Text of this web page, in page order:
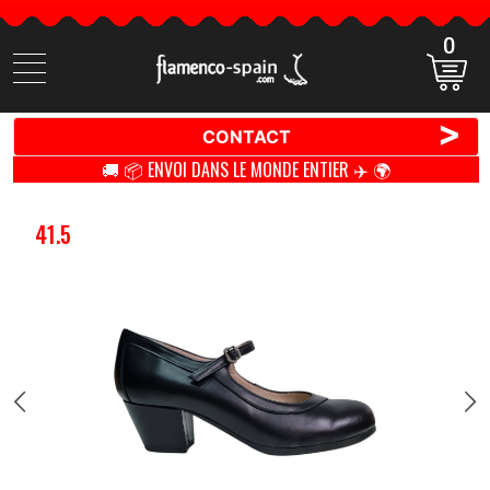
Cherchez
des
0
CONTACT >
🚚 📦 ENVOI DANS LE MONDE ENTIER ✈️ 🌍
41.5